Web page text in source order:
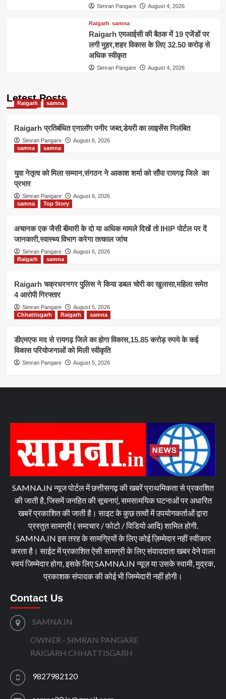
Simran Pangare August 4, 2026
Raigarh samna
Raigarh एमआईसी की बैठक में 19 एजेंडों पर
लगी मुहर,शहर विकास के लिए 32.50 करोड़ से
अधिक स्वीकृत
Simran Pangare August 4, 2026
Letest Posts
Raigarh samna
Raigarh प्रतिबंधित एनालॉग पनीर जब्त,डेयरी का लाइसेंस निलंबित
Simran Pangare
August 6, 2026
samna
samna
युवा नेतृत्व को मिला सम्मान,संगठन ने आकाश शर्मा को सौंपा रायगढ़ जिले का
प्रभार
Simran Pangare
August 6, 2026
samna
Top Story
अचानक एक जैसी बीमारी के दो या अधिक मामले दिखें तो IHIP पोर्टल पर दें
जानकारी,स्वास्थ्य विभाग करेगा तत्काल जांच
Simran Pangare
August 6, 2026
Raigarh
samna
Raigarh चक्रधरनगर पुलिस ने किया डबल चोरी का खुलासा,महिला समेत
4 आरोपी गिरफ्तार
Simran Pangare
August 5, 2026
Chhattisgarh
Raigarh samna
डीएमएफ मद से रायगढ़ जिले का होगा विकास,15.85 करोड़ रुपये के कई
विकास परियोजनाओं को मिली स्वीकृति
Simran Pangare August 5, 2026
SAMNA.IN न्यूज पोर्टल में छत्तीसगढ़ की खबरें प्राथमिकता से प्रकाशित
की जाती है, जिसमें जनहित की सूचनाएं, समसामयिक घटनाओं पर अधारित
खबरें प्रकाशित की जाती है। साइट के कुछ तत्वों में उपयोगकर्ताओं द्वारा
प्रस्तुत सामग्री ( समाचार / फोटो / विडियो आदि) शामिल होगी.
SAMNA.IN इस तरह के सामग्रियों के लिए कोई ज़िम्मेदार नहीं स्वीकार
करता है। साईट में प्रकाशित ऐसी सामग्री के लिए संवाददाता खबर देने वाला
स्वयं जिम्मेदार होगा, इसके लिए SAMNA.IN न्यूज़ या उसके स्वामी, मुद्रक,
प्रकाशक संपादक की कोई भी जिम्मेदारी नहीं होगी।
Contact Us
SAMNA.IN
OWNER - SIMRAN PANGARE
RAIGARH CHHATTISGARH
9827982120